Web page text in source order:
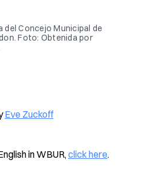
del Concejo Municipal de
Boston, Liz Breadon. Foto: Obtenida por
Eve Zuckoff
in WBUR, click here.